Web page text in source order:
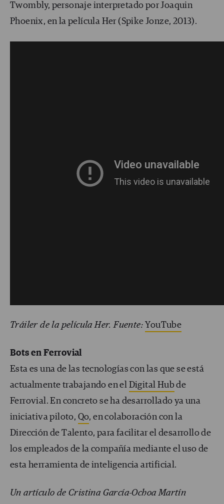
Twombly, personaje interpretado por Joaquin
Phoenix, en la película Her (Spike Jonze, 2013).
Tráiler de la película Her. Fuente: YouTube
Bots en Ferrovial
Esta es una de las tecnologías con las que se está
actualmente trabajando en el Digital Hubde
Ferrovial. En concreto se ha desarrollado ya una
iniciativa piloto, Qo, en colaboración con la
Dirección de Talento, para facilitar el desarrollo de
los empleados de la compañía mediante el uso de
esta herramienta de inteligencia artificial.
Un artículo de Cristina García-Ochoa Martín